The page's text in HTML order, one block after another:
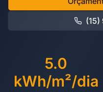
(15)
5.0
kWh/m²/dia